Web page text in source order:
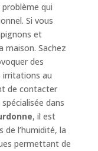
qui
Si vous
et
maison. Sachez
des
irritations au
de contacter
dans
, il est
de l’humidité, la
permettant de